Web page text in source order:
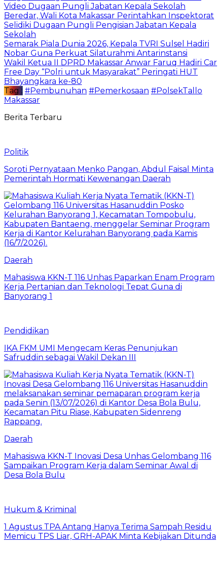
Video Dugaan Pungli Jabatan Kepala Sekolah
Beredar, Wali Kota Makassar Perintahkan Inspektorat
Selidiki Dugaan Pungli Pengisian Jabatan Kepala
Sekolah
Semarak Piala Dunia 2026, Kepala TVRI Sulsel Hadiri
Nobar Guna Perkuat Silaturahmi Antarinstansi
Wakil Ketua II DPRD Makassar Anwar Faruq Hadiri Car
Free Day “Polri untuk Masyarakat” Peringati HUT
Bhayangkara ke-80
Tag : #Pembunuhan #Pemerkosaan #PolsekTallo
Makassar
Berita Terbaru
Politik
Soroti Pernyataan Menko Pangan, Abdul Faisal Minta
Pemerintah Hormati Kewenangan Daerah
Daerah
Mahasiswa KKN-T 116 Unhas Paparkan Enam Program
Kerja Pertanian dan Teknologi Tepat Guna di
Banyorang 1
Pendidikan
IKA FKM UMI Mengecam Keras Penunjukan
Safruddin sebagai Wakil Dekan III
Daerah
Mahasiswa KKN-T Inovasi Desa Unhas Gelombang 116
Sampaikan Program Kerja dalam Seminar Awal di
Desa Bola Bulu
Hukum & Kriminal
1 Agustus TPA Antang Hanya Terima Sampah Residu
Memicu TPS Liar, GRH-APAK Minta Kebijakan Ditunda